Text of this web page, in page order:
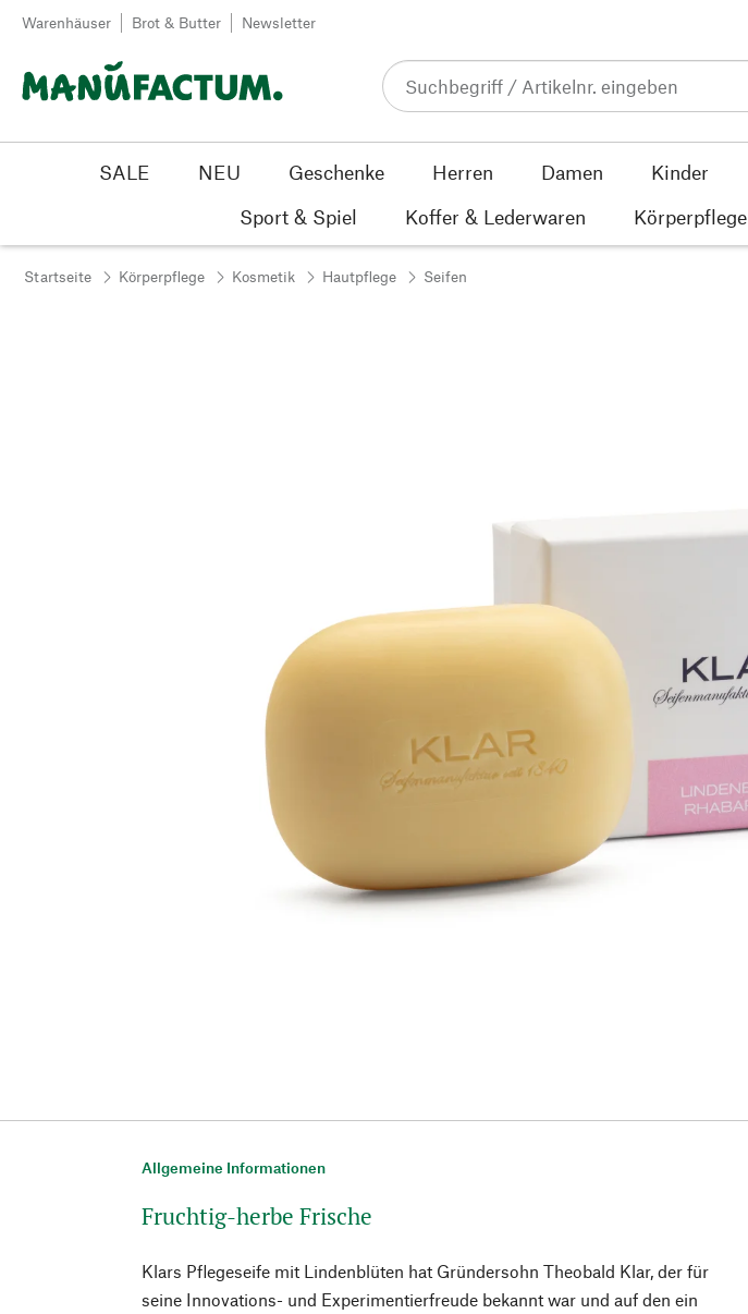
Zum Inhalt springen
Warenhäuser Brot & Butter Newsletter
SALE NEU Geschenke Herren Damen Kinder
Sport & Spiel
Koffer & Lederwaren Körperpflege
Startseite Körperpflege Kosmetik Hautpflege Seifen
Allgemeine Informationen
Fruchtig-herbe Frische
Klars Pflegeseife mit Lindenblüten hat Gründersohn Theobald Klar, der für
seine Innovations- und Experimentierfreude bekannt war und auf den ein